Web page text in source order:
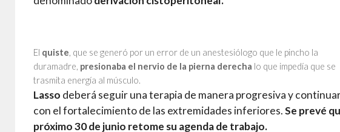
El quiste, que se generó por un error de un anestesiólogo que le pincho la
duramadre, presionaba el nervio de la pierna derecha lo que impedía que se
trasmita energía al músculo.
Lasso deberá seguir una terapia de manera progresiva y
con el fortalecimiento de las extremidades inferiores.Se prevé
próximo 30 de junio retome su agenda de trabajo.